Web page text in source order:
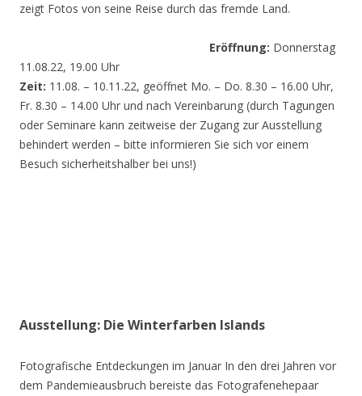
zeigt Fotos von seine Reise durch das fremde Land.
Eröffnung: Donnerstag
11.08.22, 19.00 Uhr
Zeit: 11.08. – 10.11.22, geöffnet Mo. – Do. 8.30 – 16.00 Uhr,
Fr. 8.30 – 14.00 Uhr und nach Vereinbarung (durch Tagungen
oder Seminare kann zeitweise der Zugang zur Ausstellung
behindert werden – bitte informieren Sie sich vor einem
Besuch sicherheitshalber bei uns!)
Ausstellung: Die Winterfarben Islands
Fotografische Entdeckungen im Januar In den drei Jahren vor
dem Pandemieausbruch bereiste das Fotografenehepaar